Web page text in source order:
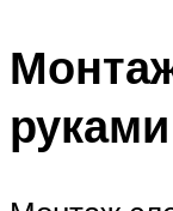
руками